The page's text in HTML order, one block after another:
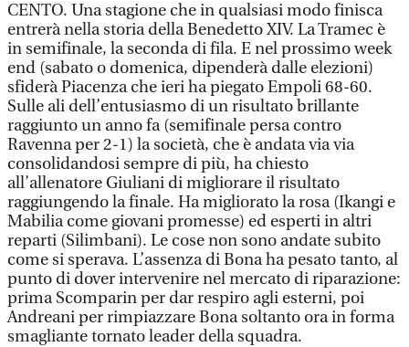
CENTO. Una stagione che in qualsiasi modo finisca
entrerà nella storia della Benedetto XIV. La Tramec è
in semifinale, la seconda di fila. E nel prossimo week
end (sabato o domenica, dipenderà dalle elezioni)
sfiderà Piacenza che ieri ha piegato Empoli 68-60.
Sulle ali dell’entusiasmo di un risultato brillante
raggiunto un anno fa (semifinale persa contro
Ravenna per 2-1) la società, che è andata via via
consolidandosi sempre di più, ha chiesto
all’allenatore Giuliani di migliorare il risultato
raggiungendo la finale. Ha migliorato la rosa (Ikangi e
Mabilia come giovani promesse) ed esperti in altri
reparti (Silimbani). Le cose non sono andate subito
come si sperava. L’assenza di Bona ha pesato tanto, al
punto di dover intervenire nel mercato di riparazione:
prima Scomparin per dar respiro agli esterni, poi
Andreani per rimpiazzare Bona soltanto ora in forma
smagliante tornato leader della squadra.